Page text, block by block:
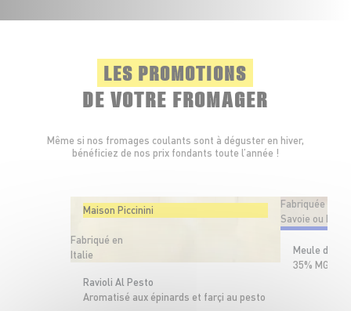
LES PROMOTIONS
DE VOTRE FROMAGER
Même si nos fromages coulants sont à déguster en hiver,
bénéficiez de nos prix fondants toute l’année !
Maison Piccinini
Fabriqué en
Italie
Ravioli Al Pesto
Aromatisé aux épinards et farçi au pesto
Fabriquée en
Savoie ou Hte-
Meule de
35% MG